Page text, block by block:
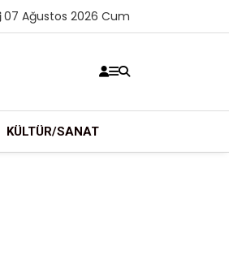
07 Ağustos 2026 Cum
KÜLTÜR/SANAT